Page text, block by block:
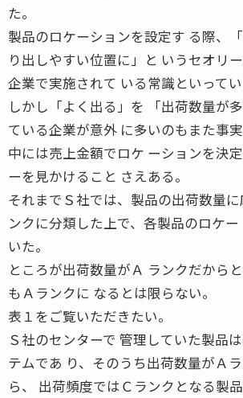
た。
製品のロケーションを設定す る際、
り出しやすい位置に」と いうセオリ
企業で実施されて いる常識といってい
しかし「よく出る」を 「出荷数量が
ている企業が意外 に多いのもまた事実
中には売上金額でロケ ーションを決
ーを見かけること さえある。
それまでＳ社では、製品の出荷数量
ンクに分類した上で、各製品のロケ
いた。
ところが出荷数量がＡ ランクだから
もＡランクに なるとは限らない。
表１をご覧いただきたい。
Ｓ社のセンターで 管理していた製品
テムであ り、そのうち出荷数量がＡ
ら、 出荷頻度ではＣランクとなる製